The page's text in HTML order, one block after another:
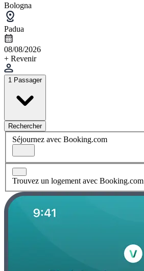
Bologna
Padua
08/08/2026
+ Revenir
1 Passager
Rechercher
Séjournez avec Booking.com
Trouvez un logement avec Booking.com